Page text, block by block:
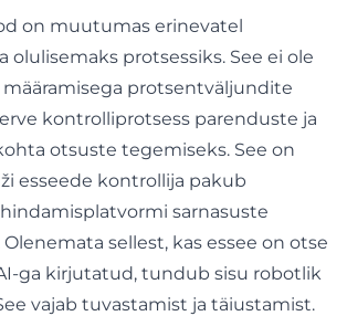
on muutumas erinevatel
olulisemaks protsessiks. See ei ole
protsentväljundite
kontrolliprotsess parenduste ja
otsuste tegemiseks. See on
esseede kontrollija pakub
sarnasuste
sellest, kas essee on otse
ga kirjutatud, tundub sisu robotlik
vajab tuvastamist ja täiustamist.